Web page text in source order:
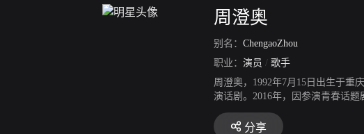
周澄奥
别名： ChengaoZhou
职业： 演员 / 歌手
周澄奥，1992年7月15日出生于重
演话剧。2016年，因参演青春话
志剧《流淌的美好时光》。2019
洋》和都市爱情剧《爱很美味》相
分享